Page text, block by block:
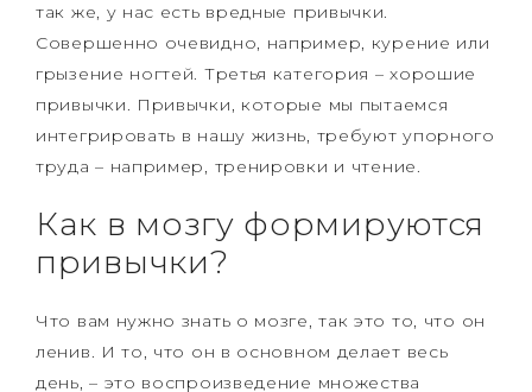
так же, у нас есть вредные привычки.
Совершенно очевидно, например, курение или
грызение ногтей. Третья категория – хорошие
привычки. Привычки, которые мы пытаемся
интегрировать в нашу жизнь, требуют упорного
труда – например, тренировки и чтение.
Как в мозгу формируются
привычки?
Что вам нужно знать о мозге, так это то, что он
ленив. И то, что он в основном делает весь
день, – это воспроизведение множества